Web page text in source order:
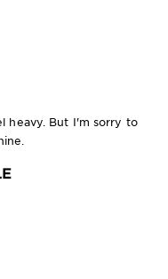
heavy. But I'm sorry to